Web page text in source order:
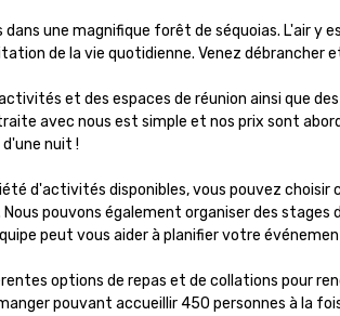
dans une magnifique forêt de séquoias. L'air y
de la vie quotidienne. Venez débrancher
et des espaces de réunion ainsi que
avec nous est simple et nos prix sont
nuit !
d'activités disponibles, vous pouvez
pouvons également organiser des
peut vous aider à planifier votre
options de repas et de collations pour
pouvant accueillir 450 personnes à la